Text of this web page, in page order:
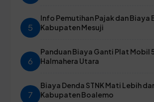
5
Info Pemutihan Pajak dan Biaya
Kabupaten Mesuji
6
Panduan Biaya Ganti Plat Mobil
Halmahera Utara
7
Biaya Denda STNK Mati Lebih
Kabupaten Boalemo